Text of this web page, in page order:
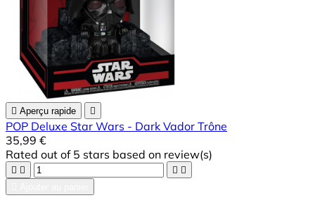
 Aperçu rapide 
POP Deluxe Star Wars - Dark Vador Trône
35,99 €
Rated out of 5 stars based on review(s)
   